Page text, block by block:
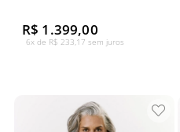
R$ 1.399,00
6x de R$ 233,17 sem juros